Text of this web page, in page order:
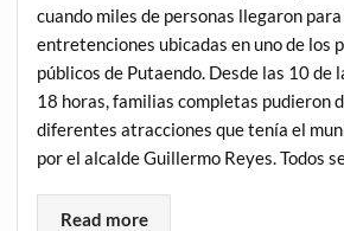
cuando miles de personas llegaron
entretenciones ubicadas en uno de los
públicos de Putaendo. Desde las 10 de
18 horas, familias completas pudieron
diferentes atracciones que tenía el
por el alcalde Guillermo Reyes. Todos
Read more